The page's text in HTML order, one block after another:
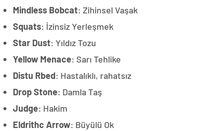
Mindless Bobcat: Zihinsel Vaşak
Squats: İzinsiz Yerleşmek
Star Dust: Yıldız Tozu
Yellow Menace: Sarı Tehlike
Distu Rbed: Hastalıklı, rahatsız
Drop Stone: Damla Taş
Judge: Hakim
Eldrithc Arrow: Büyülü Ok